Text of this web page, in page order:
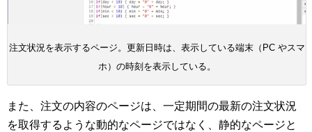
注文状況を表示するページ。更新日時は、表示している端末（PC やスマ
ホ）の時刻を表示している。
また、注文の内容のページは、一定期間の最新の注文状況
を取得するような動的なページではなく、静的なページと